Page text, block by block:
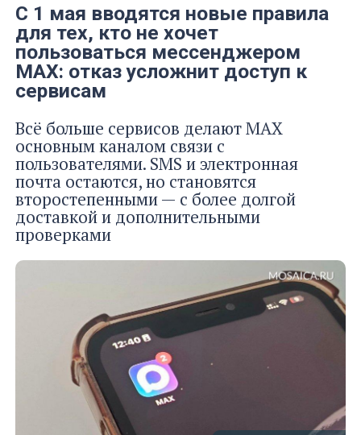
С 1 мая вводятся новые правила
для тех, кто не хочет
пользоваться мессенджером
MAX: отказ усложнит доступ к
сервисам
Всё больше сервисов делают MAX
основным каналом связи с
пользователями. SMS и электронная
почта остаются, но становятся
второстепенными — с более долгой
доставкой и дополнительными
проверками